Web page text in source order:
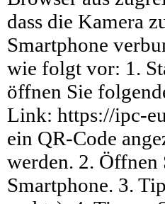
dass die Kamera
Smartphone
wie folgt vor: 1.
öffnen Sie
Link: https://ipc-
ein QR-Code
werden. 2.
Smartphone. 3.